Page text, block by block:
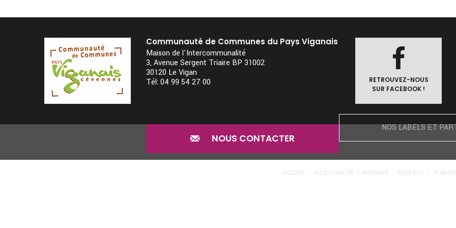
Communauté de Communes du Pays Viganais
Maison de l'Intercommunalité
3, Avenue Sergent Triaire BP 31002
30120 Le Vigan
Tél: 04 99 54 27 00
RETROUVEZ-NOUS
SUR FACEBOOK !
NOUS CONTACTER
NOS LABELS ET
ACCUEIL ACCESSIBILITÉ IMPRIMER FLUX RSS PLAN